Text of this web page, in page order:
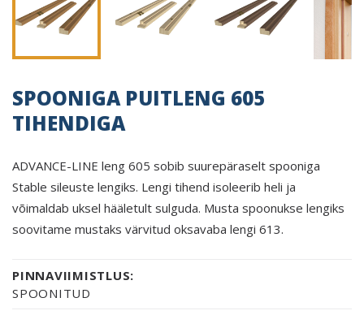
SPOONIGA PUITLENG 605
TIHENDIGA
ADVANCE-LINE leng 605 sobib suurepäraselt spooniga
Stable sileuste lengiks. Lengi tihend isoleerib heli ja
võimaldab uksel hääletult sulguda. Musta spoonukse lengiks
soovitame mustaks värvitud oksavaba lengi 613.
PINNAVIIMISTLUS:
SPOONITUD